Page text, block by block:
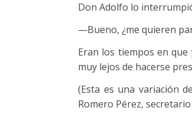
Don Adolfo lo
—Bueno, ¿me quieren
Eran los tiempos en
muy lejos de hacerse
(Esta es una variación
Romero Pérez,